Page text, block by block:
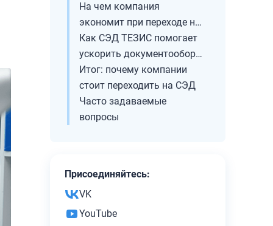
документооборот
На чем компания
экономит при переходе на
СЭД
Как СЭД ТЕЗИС помогает
ускорить документооборот
и снизить затраты
Итог: почему компании
стоит переходить на СЭД
Часто задаваемые
вопросы
Присоединяйтесь:
VK
YouTube